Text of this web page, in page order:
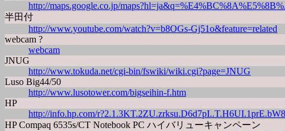
http://maps.google.co.jp/
半田付
http://www.youtube.com/watch?v=b8OGs-Gj51o&feature=related
webcam ?
webcam
JNUG
http://www.tokuda.net/cgi-bin/fswiki/wiki.cgi?page=JNUG
Luso Big44/50
http://www.lusotower.com/bigseihin-f.htm
HP
http://info.hp.com/
HP Compaq 6535s/CT Notebook PC ハイバリューキャンペーン